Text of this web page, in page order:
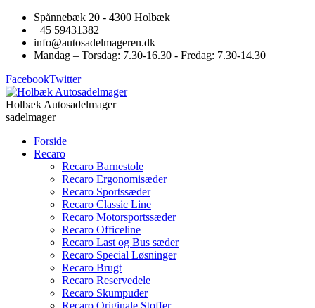
Spånnebæk 20 - 4300 Holbæk
+45 59431382
info@autosadelmageren.dk
Mandag – Torsdag: 7.30-16.30 - Fredag: 7.30-14.30
FacebookTwitter
Holbæk Autosadelmager
sadelmager
Forside
Recaro
Recaro Barnestole
Recaro Ergonomisæder
Recaro Sportssæder
Recaro Classic Line
Recaro Motorsportssæder
Recaro Officeline
Recaro Last og Bus sæder
Recaro Special Løsninger
Recaro Brugt
Recaro Reservedele
Recaro Skumpuder
Recaro Originale Stoffer